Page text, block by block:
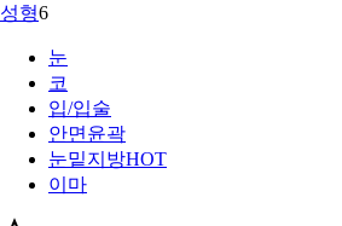
성형6
눈
코
입/입술
안면윤곽
눈밑지방HOT
이마